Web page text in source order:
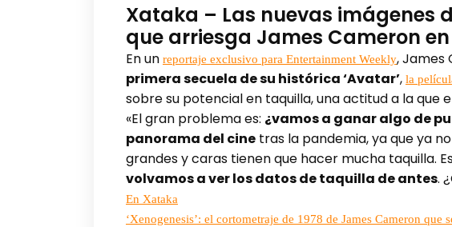
Xataka – Las nuevas imágenes
que arriesga James Cameron
En un reportaje exclusivo para Entertainment Weekly, James
primera secuela de su histórica ‘Avatar’, la
sobre su potencial en taquilla, una actitud a la que
«El gran problema es: ¿vamos a ganar algo de
panorama del cine tras la pandemia, ya que ya
grandes y caras tienen que hacer mucha taquilla.
volvamos a ver los datos de taquilla de antes.
En Xataka
‘Xenogenesis’: el cortometraje de 1978 de James Cameron que